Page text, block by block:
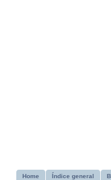
Home Índice general